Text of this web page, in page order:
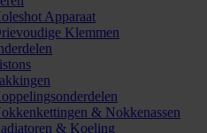
Apparaat
Klemmen
& Nokkenassen
& Koeling